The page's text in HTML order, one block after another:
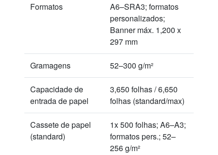
Formatos
A6–SRA3; formatos
personalizados;
Banner máx. 1,200 x
297 mm
Gramagens 52–300 g/m²
Capacidade de
entrada de papel
3,650 folhas / 6,650
folhas (standard/max)
Cassete de papel
(standard)
1x 500 folhas; A6–A3;
formatos pers.; 52–
256 g/m²